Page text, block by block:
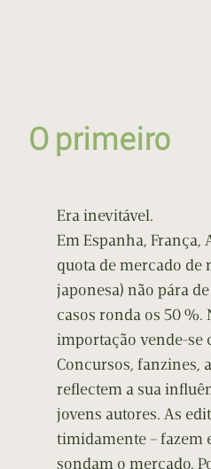
O primeiro
Era inevitável.
Em Espanha, França,
quota de mercado de
japonesa) não pára
casos ronda os 50 %.
importação vende-se
Concursos, fanzines,
reflectem a sua
jovens autores. As
timidamente – fazem
sondam o mercado.